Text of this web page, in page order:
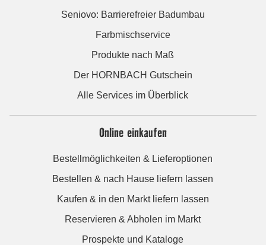
Seniovo: Barrierefreier Badumbau
Farbmischservice
Produkte nach Maß
Der HORNBACH Gutschein
Alle Services im Überblick
Online einkaufen
Bestellmöglichkeiten & Lieferoptionen
Bestellen & nach Hause liefern lassen
Kaufen & in den Markt liefern lassen
Reservieren & Abholen im Markt
Prospekte und Kataloge